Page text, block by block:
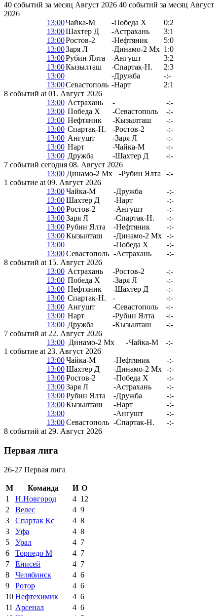
40 событий за месяц Август 2026 40 событий за месяц Август
2026
13:00Чайка-М -Победа Х
0:2
13:00Шахтер Д -Астрахань
3:1
13:00Ростов-2 -Нефтяник
5:0
13:00Заря Л -Динамо-2 Мх 1:0
13:00Рубин Ялта -Ангушт
3:2
13:00Кызылташ -Спартак-Н.
2:3
13:00
-Дружба
-:-
13:00Севастополь -Нарт
2:1
8 событий at 01. Август 2026
13:00 Астрахань -
-:-
13:00 Победа Х -Севастополь
-:-
13:00 Нефтяник -Кызылташ
-:-
13:00 Спартак-Н. -Ростов-2
-:-
13:00 Ангушт -Заря Л
-:-
13:00 Нарт -Чайка-М
-:-
13:00 Дружба -Шахтер Д
-:-
7 событий сегодня 08. Август 2026
13:00 Динамо-2 Мх -Рубин Ялта
-:-
1 событие at 09. Август 2026
13:00 Чайка-М -Дружба
-:-
13:00 Шахтер Д -Нарт
-:-
13:00 Ростов-2 -Ангушт
-:-
13:00 Заря Л -Спартак-Н.
-:-
13:00 Рубин Ялта -Нефтяник
-:-
13:00 Кызылташ -Динамо-2 Мх
-:-
13:00
-Победа Х
-:-
13:00 Севастополь -Астрахань
-:-
8 событий at 15. Август 2026
13:00 Астрахань -Ростов-2
-:-
13:00 Победа Х -Заря Л
-:-
13:00 Нефтяник -Шахтер Д
-:-
13:00 Спартак-Н. -
-:-
13:00 Ангушт -Севастополь
-:-
13:00 Нарт -Рубин Ялта
-:-
13:00 Дружба -Кызылташ
-:-
7 событий at 22. Август 2026
13:00 Динамо-2 Мх -Чайка-М
-:-
1 событие at 23. Август 2026
13:00 Чайка-М -Нефтяник
-:-
13:00 Шахтер Д -Динамо-2 Мх
-:-
13:00 Ростов-2 -Победа Х
-:-
13:00 Заря Л -Астрахань
-:-
13:00 Рубин Ялта -Дружба
-:-
13:00 Кызылташ -Нарт
-:-
13:00
-Ангушт
-:-
13:00 Севастополь -Спартак-Н.
-:-
8 событий at 29. Август 2026
Первая лига
26-27 Первая лига
М Команда И О
1
Н.Новгород 4 12
2
Велес 4 9
3
Спартак Кс 4 8
3
Уфа 4 8
5
Урал 4 7
6
Торпедо М 4 7
7
Енисей 4 7
8
Челябинск 4 6
9
Ротор 4 6
10 Нефтехимик 4 6
11 Арсенал 4 6